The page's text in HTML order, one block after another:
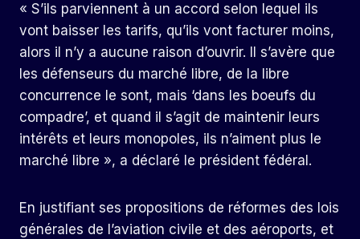
« S’ils parviennent à un accord selon lequel ils
vont baisser les tarifs, qu’ils vont facturer moins,
alors il n’y a aucune raison d’ouvrir. Il s’avère que
les défenseurs du marché libre, de la libre
concurrence le sont, mais ‘dans les boeufs du
compadre’, et quand il s’agit de maintenir leurs
intérêts et leurs monopoles, ils n’aiment plus le
marché libre », a déclaré le président fédéral.
En justifiant ses propositions de réformes des lois
générales de l’aviation civile et des aéroports, et